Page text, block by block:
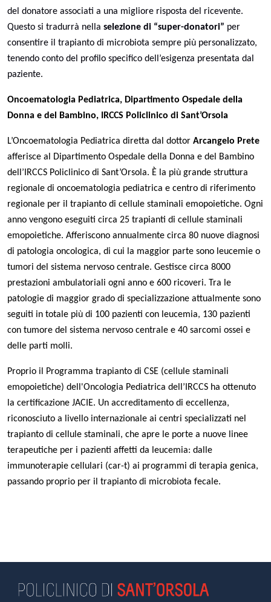
del donatore associati a una migliore risposta del ricevente.
Questo si tradurrà nella selezione di “super-donatori” per
consentire il trapianto di microbiota sempre più personalizzato,
tenendo conto del profilo specifico dell’esigenza presentata dal
paziente.
Oncoematologia Pediatrica, Dipartimento Ospedale della
Donna e del Bambino, IRCCS Policlinico di Sant’Orsola
L’Oncoematologia Pediatrica diretta dal dottor Arcangelo Prete
afferisce al Dipartimento Ospedale della Donna e del Bambino
dell’IRCCS Policlinico di Sant’Orsola. È la più grande struttura
regionale di oncoematologia pediatrica e centro di riferimento
regionale per il trapianto di cellule staminali emopoietiche. Ogni
anno vengono eseguiti circa 25 trapianti di cellule staminali
emopoietiche. Afferiscono annualmente circa 80 nuove diagnosi
di patologia oncologica, di cui la maggior parte sono leucemie o
tumori del sistema nervoso centrale. Gestisce circa 8000
prestazioni ambulatoriali ogni anno e 600 ricoveri. Tra le
patologie di maggior grado di specializzazione attualmente sono
seguiti in totale più di 100 pazienti con leucemia, 130 pazienti
con tumore del sistema nervoso centrale e 40 sarcomi ossei e
delle parti molli.
Proprio il Programma trapianto di CSE (cellule staminali
emopoietiche) dell'Oncologia Pediatrica dell’IRCCS ha ottenuto
la certificazione JACIE. Un accreditamento di eccellenza,
riconosciuto a livello internazionale ai centri specializzati nel
trapianto di cellule staminali, che apre le porte a nuove linee
terapeutiche per i pazienti affetti da leucemia: dalle
immunoterapie cellulari (car-t) ai programmi di terapia genica,
passando proprio per il trapianto di microbiota fecale.